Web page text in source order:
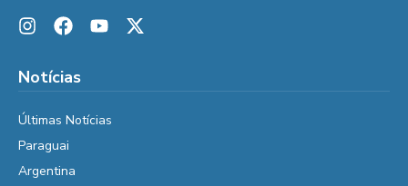
Notícias
Últimas Notícias
Paraguai
Argentina